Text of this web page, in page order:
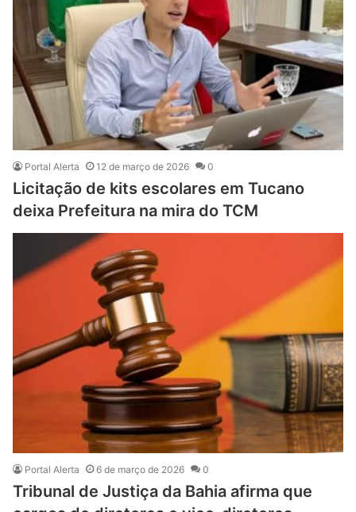
Portal Alerta 12 de março de 2026 0
Licitação de kits escolares em Tucano
deixa Prefeitura na mira do TCM
Portal Alerta 6 de março de 2026 0
Tribunal de Justiça da Bahia afirma que